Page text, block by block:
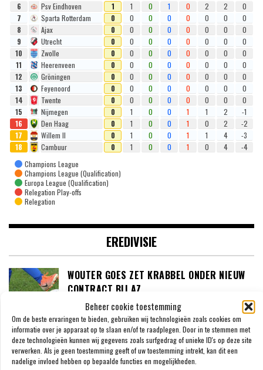
Beheer cookie toestemming
Om de beste ervaringen te bieden, gebruiken wij technologieën zoals cookies om
informatie over je apparaat op te slaan en/of te raadplegen. Door in te stemmen met
deze technologieën kunnen wij gegevens zoals surfgedrag of unieke ID's op deze site
verwerken. Als je geen toestemming geeft of uw toestemming intrekt, kan dit een
nadelige invloed hebben op bepaalde functies en mogelijkheden.
6
Psv Eindhoven 1 1 0 1 0 2 2
0
7
Sparta Rotterdam 0 0 0 0 0 0 0
0
8
Ajax 0 0 0 0 0 0 0
0
9
Utrecht 0 0 0 0 0 0 0
0
10
Zwolle 0 0 0 0 0 0 0
0
11
Heerenveen 0 0 0 0 0 0 0
0
12
Gröningen 0 0 0 0 0 0 0
0
13
Feyenoord 0 0 0 0 0 0 0
0
14
Twente 0 0 0 0 0 0 0
0
15
Nijmegen 0 1 0 0 1 1 2
-1
16
Den Haag 0 1 0 0 1 0 2
-2
17
Willem II 0 1 0 0 1 1 4
-3
18
Cambuur 0 1 0 0 1 0 4
-4
Champions League
Champions League (Qualification)
Europa League (Qualification)
Relegation Play-offs
Relegation
EREDIVISIE
WOUTER GOES ZET KRABBEL ONDER NIEUW
CONTRACT BIJ AZ
SPENZ
7 AUGUSTUS 2026
‘PSV MELDT ZICH IN ALKMAAR VOOR 24-
JARIGE TROY PARROTT’